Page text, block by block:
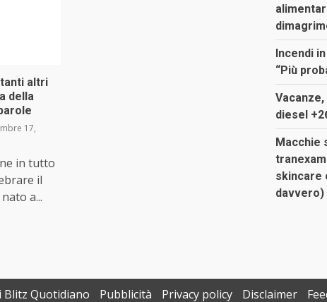
tanti altri
della
17,
in tutto
il
a...
Incendi
“Più
diesel
Macchie
skincare
davvero)
Blitz Quotidiano Pubblicità Privacy policy Disclaimer